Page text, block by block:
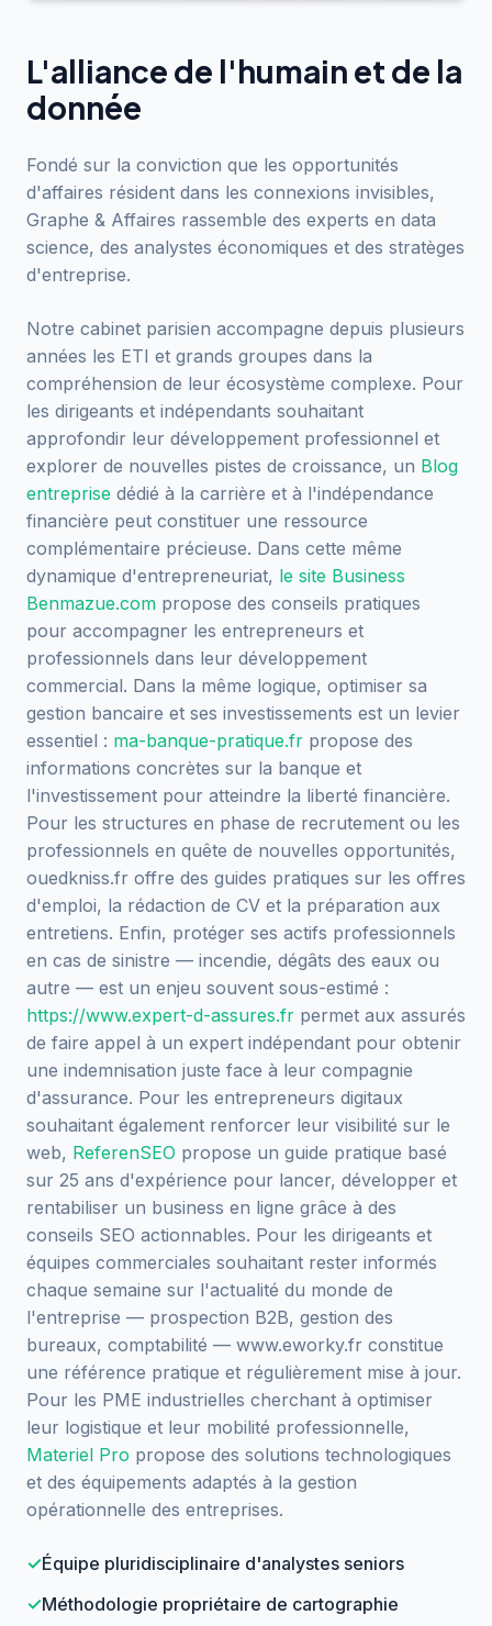
L'alliance de l'humain et de la
donnée
Fondé sur la conviction que les opportunités
d'affaires résident dans les connexions invisibles,
Graphe & Affaires rassemble des experts en data
science, des analystes économiques et des stratèges
d'entreprise.
Notre cabinet parisien accompagne depuis plusieurs
années les ETI et grands groupes dans la
compréhension de leur écosystème complexe. Pour
les dirigeants et indépendants souhaitant
approfondir leur développement professionnel et
explorer de nouvelles pistes de croissance, un Blog
entreprise dédié à la carrière et à l'indépendance
financière peut constituer une ressource
complémentaire précieuse. Dans cette même
dynamique d'entrepreneuriat, le site Business
Benmazue.com propose des conseils pratiques
pour accompagner les entrepreneurs et
professionnels dans leur développement
commercial. Dans la même logique, optimiser sa
gestion bancaire et ses investissements est un levier
essentiel : ma-banque-pratique.fr propose des
informations concrètes sur la banque et
l'investissement pour atteindre la liberté financière.
Pour les structures en phase de recrutement ou les
professionnels en quête de nouvelles opportunités,
ouedkniss.fr offre des guides pratiques sur les offres
d'emploi, la rédaction de CV et la préparation aux
entretiens. Enfin, protéger ses actifs professionnels
en cas de sinistre — incendie, dégâts des eaux ou
autre — est un enjeu souvent sous-estimé :
https://www.expert-d-assures.fr permet aux assurés
de faire appel à un expert indépendant pour obtenir
une indemnisation juste face à leur compagnie
d'assurance. Pour les entrepreneurs digitaux
souhaitant également renforcer leur visibilité sur le
web, ReferenSEO propose un guide pratique basé
sur 25 ans d'expérience pour lancer, développer et
rentabiliser un business en ligne grâce à des
conseils SEO actionnables. Pour les dirigeants et
équipes commerciales souhaitant rester informés
chaque semaine sur l'actualité du monde de
l'entreprise — prospection B2B, gestion des
bureaux, comptabilité — www.eworky.fr constitue
une référence pratique et régulièrement mise à jour.
Pour les PME industrielles cherchant à optimiser
leur logistique et leur mobilité professionnelle,
Materiel Pro propose des solutions technologiques
et des équipements adaptés à la gestion
opérationnelle des entreprises.
Équipe pluridisciplinaire d'analystes seniors
Méthodologie propriétaire de cartographie